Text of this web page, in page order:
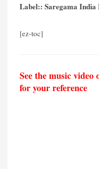
Label:: Saregama India
[ez-toc]
See the music video
for your reference